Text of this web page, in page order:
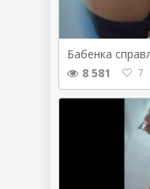
8 581
7